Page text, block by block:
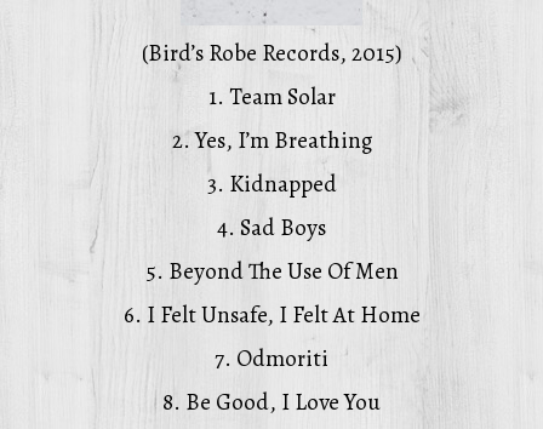
(Bird’s Robe Records, 2015)
1. Team Solar
2. Yes, I’m Breathing
3. Kidnapped
4. Sad Boys
5. Beyond The Use Of Men
6. I Felt Unsafe, I Felt At Home
7. Odmoriti
8. Be Good, I Love You